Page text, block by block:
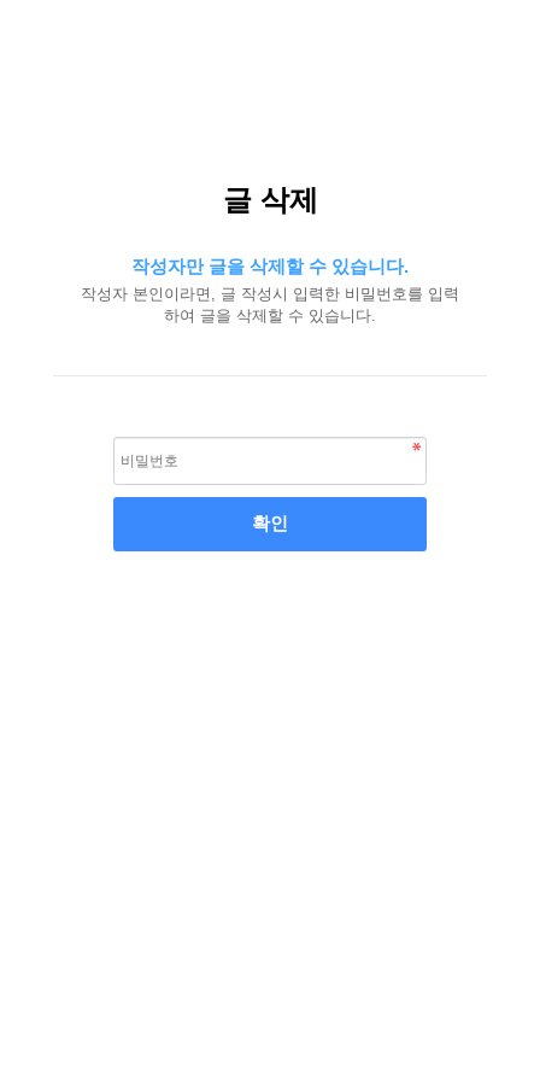
글 삭제
작성자만 글을 삭제할 수 있습니다.
작성자 본인이라면, 글 작성시 입력한 비밀번호를 입력
하여 글을 삭제할 수 있습니다.